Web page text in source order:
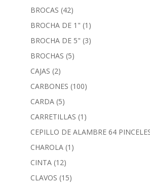
BROCAS (42)
BROCHA DE 1" (1)
BROCHA DE 5" (3)
BROCHAS (5)
CAJAS (2)
CARBONES (100)
CARDA (5)
CARRETILLAS (1)
CEPILLO DE ALAMBRE 64
CHAROLA (1)
CINTA (12)
CLAVOS (15)